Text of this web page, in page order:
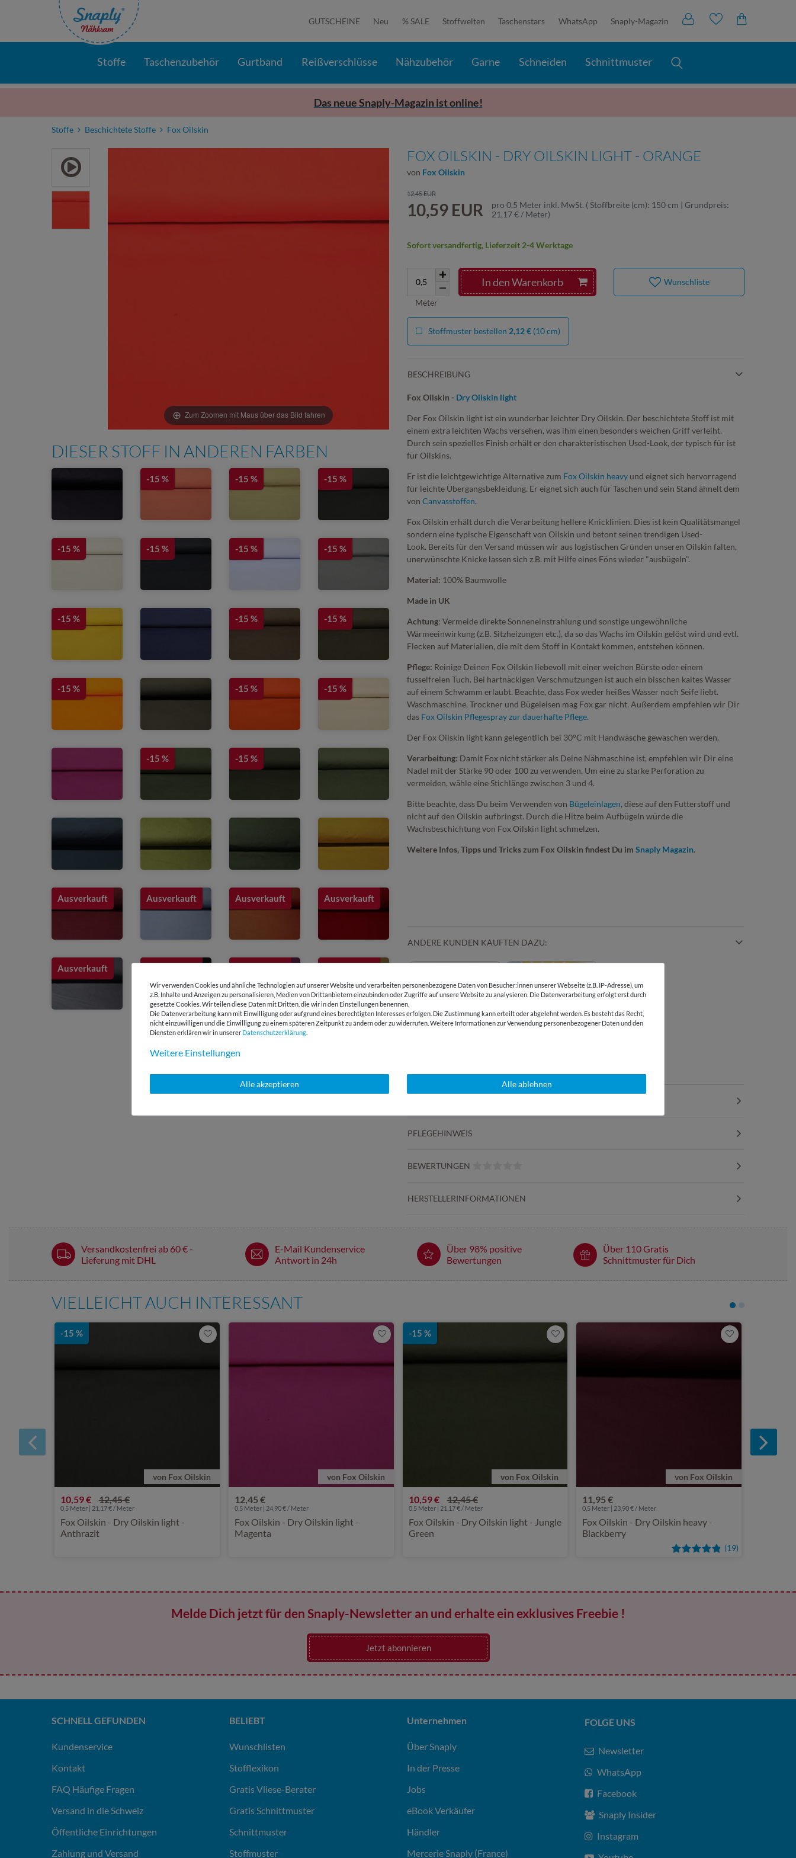
GUTSCHEINE Neu % SALE Stoffwelten Taschenstars WhatsApp Snaply-Magazin
Stoffe Taschenzubehör Gurtband Reißverschlüsse Nähzubehör Garne Schneiden Schnittmuster
Das neue Snaply-Magazin ist online!
Stoffe Beschichtete Stoffe Fox Oilskin
Zum Zoomen mit Maus über das Bild fahren
DIESER STOFF IN ANDEREN FARBEN
-15 % -15 % -15 %
-15 % -15 % -15 % -15 %
-15 % -15 % -15 %
-15 % -15 % -15 %
-15 % -15 %
Ausverkauft Ausverkauft Ausverkauft Ausverkauft
Ausverkauft
FOX OILSKIN - DRY OILSKIN LIGHT - ORANGE
von Fox Oilskin
12,45 EUR
10,59 EUR pro 0,5 Meter inkl. MwSt. ( Stoffbreite (cm): 150 cm | Grundpreis:
21,17 € / Meter)
In den Warenkorb
Meter
Sofort versandfertig, Lieferzeit 2-4 Werktage
Wunschliste
Stoffmuster bestellen 2,12 € (10 cm)
BESCHREIBUNG
Fox Oilskin - Dry Oilskin light
Der Fox Oilskin light ist ein wunderbar leichter Dry Oilskin. Der beschichtete Stoff ist mit
einem extra leichten Wachs versehen, was ihm einen besonders weichen Griff verleiht.
Durch sein spezielles Finish erhält er den charakteristischen Used-Look, der typisch für ist
für Oilskins.
Er ist die leichtgewichtige Alternative zum Fox Oilskin heavy und eignet sich hervorragend
für leichte Übergangsbekleidung. Er eignet sich auch für Taschen und sein Stand ähnelt dem
von Canvasstoffen.
Fox Oilskin erhält durch die Verarbeitung hellere Knicklinien. Dies ist kein Qualitätsmangel
sondern eine typische Eigenschaft von Oilskin und betont seinen trendigen Used-
Look. Bereits für den Versand müssen wir aus logistischen Gründen unseren Oilskin falten,
unerwünschte Knicke lassen sich z.B. mit Hilfe eines Föns wieder "ausbügeln".
Material: 100% Baumwolle
Made in UK
Achtung: Vermeide direkte Sonneneinstrahlung und sonstige ungewöhnliche
Wärmeeinwirkung (z.B. Sitzheizungen etc.), da so das Wachs im Oilskin gelöst wird und evtl.
Flecken auf Materialien, die mit dem Stoff in Kontakt kommen, entstehen können.
Pflege: Reinige Deinen Fox Oilskin liebevoll mit einer weichen Bürste oder einem
fusselfreien Tuch. Bei hartnäckigen Verschmutzungen ist auch ein bisschen kaltes Wasser
auf einem Schwamm erlaubt. Beachte, dass Fox weder heißes Wasser noch Seife liebt.
Waschmaschine, Trockner und Bügeleisen mag Fox gar nicht. Außerdem empfehlen wir Dir
das Fox Oilskin Pflegespray zur dauerhafte Pflege.
Der Fox Oilskin light kann gelegentlich bei 30°C mit Handwäsche gewaschen werden.
Verarbeitung: Damit Fox nicht stärker als Deine Nähmaschine ist, empfehlen wir Dir eine
Nadel mit der Stärke 90 oder 100 zu verwenden. Um eine zu starke Perforation zu
vermeiden, wähle eine Stichlänge zwischen 3 und 4.
Bitte beachte, dass Du beim Verwenden von Bügeleinlagen, diese auf den Futterstoff und
nicht auf den Oilskin aufbringst. Durch die Hitze beim Aufbügeln würde die
Wachsbeschichtung von Fox Oilskin light schmelzen.
Weitere Infos, Tipps und Tricks zum Fox Oilskin findest Du im Snaply Magazin.
ANDERE KUNDEN KAUFTEN DAZU:
PFLEGEHINWEIS
BEWERTUNGEN
HERSTELLERINFORMATIONEN
Versandkostenfrei ab 60 € -
Lieferung mit DHL
E-Mail Kundenservice
Antwort in 24h
Über 98% positive
Bewertungen
Über 110 Gratis
Schnittmuster für Dich
VIELLEICHT AUCH INTERESSANT
-15 %
von Fox Oilskin
10,59 € 12,45 €
0,5 Meter | 21,17 € / Meter
Fox Oilskin - Dry Oilskin light -
Anthrazit
von Fox Oilskin
12,45 €
0,5 Meter | 24,90 € / Meter
Fox Oilskin - Dry Oilskin light -
Magenta
-15 %
von Fox Oilskin
10,59 € 12,45 €
0,5 Meter | 21,17 € / Meter
Fox Oilskin - Dry Oilskin light - Jungle
Green
von Fox Oilskin
(19)
11,95 €
0,5 Meter | 23,90 € / Meter
Fox Oilskin - Dry Oilskin heavy -
Blackberry
Melde Dich jetzt für den Snaply-Newsletter an und erhalte ein exklusives Freebie !
Jetzt abonnieren
Wir verwenden Cookies und ähnliche Technologien auf unserer Website und verarbeiten personenbezogene Daten von Besucher:innen unserer Webseite (z.B. IP-Adresse), um
z.B. Inhalte und Anzeigen zu personalisieren, Medien von Drittanbietern einzubinden oder Zugriffe auf unsere Website zu analysieren. Die Datenverarbeitung erfolgt erst durch
gesetzte Cookies. Wir teilen diese Daten mit Dritten, die wir in den Einstellungen benennen.
Die Datenverarbeitung kann mit Einwilligung oder aufgrund eines berechtigten Interesses erfolgen. Die Zustimmung kann erteilt oder abgelehnt werden. Es besteht das Recht,
nicht einzuwilligen und die Einwilligung zu einem späteren Zeitpunkt zu ändern oder zu widerrufen. Weitere Informationen zur Verwendung personenbezogener Daten und den
Diensten erklären wir in unserer Daten­schutz­erklärung
Weitere Einstellungen
Alle akzeptieren Alle ablehnen
SCHNELL GEFUNDEN
Kundenservice
Kontakt
FAQ Häufige Fragen
Versand in die Schweiz
Öffentliche Einrichtungen
Zahlung und Versand
BELIEBT
Wunschlisten
Stofflexikon
Gratis Vliese-Berater
Gratis Schnittmuster
Schnittmuster
Stoffmuster
Unternehmen
Über Snaply
In der Presse
Jobs
eBook Verkäufer
Händler
Mercerie Snaply (France)
FOLGE UNS
Newsletter
WhatsApp
Facebook
Snaply Insider
Instagram